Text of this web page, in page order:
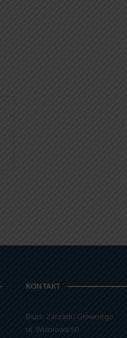
KONTAKT
Biuro Zarządu Głównego
ul. Wiśniowa 50